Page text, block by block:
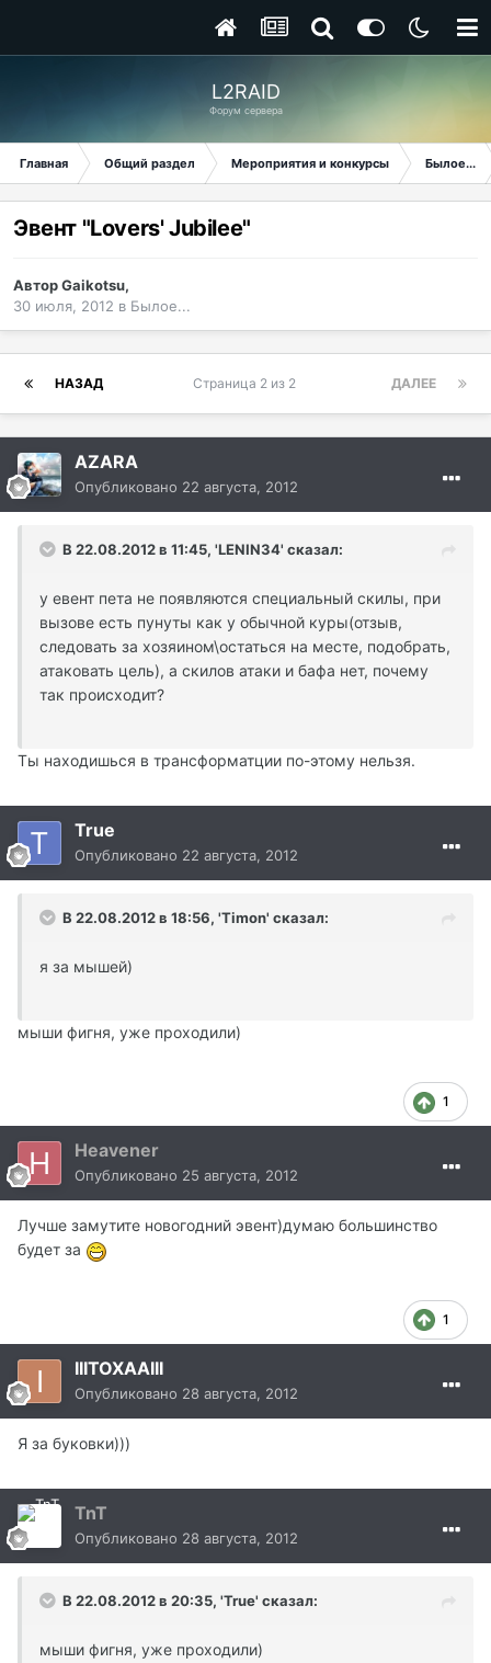
L2RAID
Форум сервера
Главная Общий раздел Мероприятия и конкурсы Былое...
Эвент "Lovers' Jubilee"
АвторGaikotsu,
30 июля, 2012 в Былое...
НАЗАД ДАЛЕЕ
Страница 2 из 2
AZARA
Опубликовано 22 августа, 2012
В 22.08.2012 в 11:45, 'LENIN34' сказал:
у евент пета не появляются специальный скилы, при
вызове есть пунуты как у обычной куры(отзыв,
следовать за хозяином\остаться на месте, подобрать,
атаковать цель), а скилов атаки и бафа нет, почему
так происходит?
Ты находишься в трансформатции по-этому нельзя.
True
Опубликовано 22 августа, 2012
В 22.08.2012 в 18:56, 'Timon' сказал:
я за мышей)
мыши фигня, уже проходили)
1
Heavener
Опубликовано 25 августа, 2012
Лучше замутите новогодний эвент)думаю большинство
будет за
1
IIITOXAAIII
Опубликовано 28 августа, 2012
Я за буковки)))
TnT
Опубликовано 28 августа, 2012
В 22.08.2012 в 20:35, 'True' сказал:
мыши фигня, уже проходили)